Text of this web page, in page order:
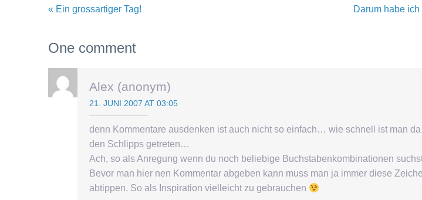
« Ein grossartiger Tag! Darum habe
One comment
Alex (anonym)
21. JUNI 2007 AT 03:05
denn Kommentare ausdenken ist auch nicht so einfach… wie schnell ist man
den Schlipps getreten…
Ach, so als Anregung wenn du noch beliebige Buchstabenkombinationen
Bevor man hier nen Kommentar abgeben kann muss man ja immer diese
abtippen. So als Inspiration vielleicht zu gebrauchen